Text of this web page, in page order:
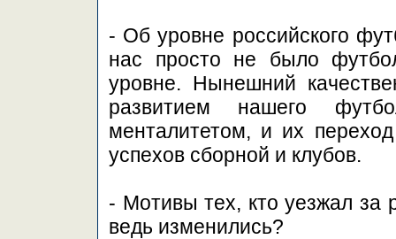
- Об уровне российского
нас просто не было
уровне. Нынешний
развитием нашего
менталитетом, и их
успехов сборной и клубов.
- Мотивы тех, кто уезжал за
ведь изменились?